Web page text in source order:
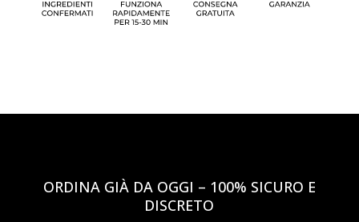
ORDINA GIÀ DA OGGI – 100% SICURO E
DISCRETO